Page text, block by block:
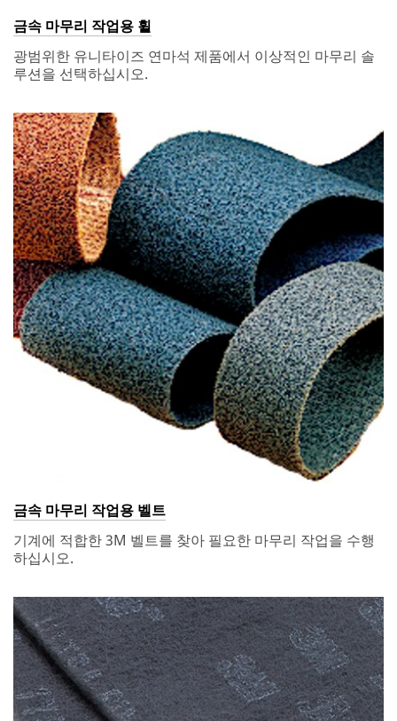
this
information
may be
stored on a
located in
the U.S. If
you do not
consent to
this use of
your
personal
information,
please do
not use this
system.
SUBMIT
interest
in
3M
Abrasive
A
3M
representative
will
contact
you
shortly
while
submitting.
Please
try
later...
금속 마무리 작업용 휠
광범위한 유니타이즈 연마석 제품에서 이상적인 마무리 솔
루션을 선택하십시오.
금속 마무리 작업용 벨트
기계에 적합한 3M 벨트를 찾아 필요한 마무리 작업을 수행
하십시오.